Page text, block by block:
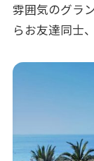
雰囲気のグラ
らお友達同士